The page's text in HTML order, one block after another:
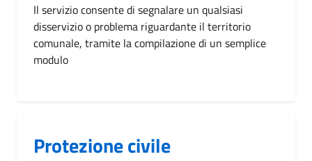
Il servizio consente di segnalare un qualsiasi
disservizio o problema riguardante il territorio
comunale, tramite la compilazione di un semplice
modulo
Protezione civile